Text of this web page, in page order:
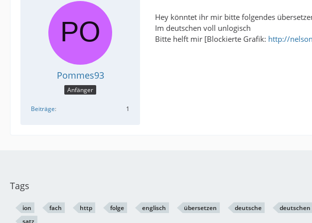
Pommes93
Anfänger
Beiträge 1
Hey könntet ihr mir bitte folgendes
Im deutschen voll unlogisch
Bitte helft mir [Blockierte Grafik: http://
Tags
ion fach http folge englisch übersetzen deutsche
deutschen